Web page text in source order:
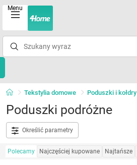
Menu
Tekstylia domowe Poduszki i kołdry
Poduszki podróżne
Określić parametry
Polecamy Najczęściej kupowane Najtańsze